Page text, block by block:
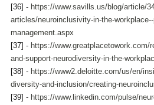
[36] - https://www.savills.us/blog/article/
articles/neuroinclusivity-in-the-
management.aspx
[37] - https://www.greatplacetowork.com/
and-support-neurodiversity-in-the-
[38] - https://www2.deloitte.com/us/en/
diversity-and-inclusion/creating-
[39] - https://www.linkedin.com/pulse/